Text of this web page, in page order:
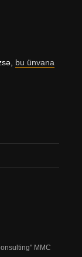
bu ünvana
MMC